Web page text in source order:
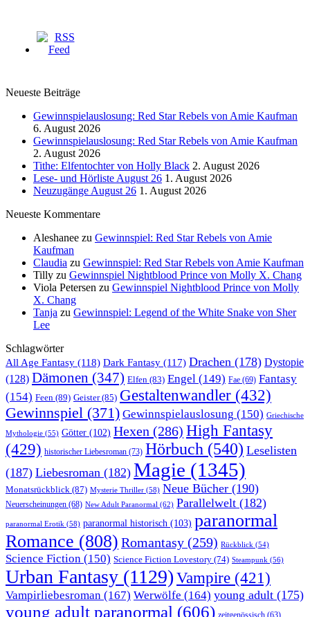
Neueste Beiträge
Gewinnspielauslosung: Red Star Rebels von Amie Kaufman
6. August 2026
Gewinnspielauslosung: Red Star Rebels von Amie Kaufman
2. August 2026
Tithe: Elfentochter von Holly Black 2. August 2026
Lese- und Hörliste August 26 1. August 2026
Neuzugänge August 26 1. August 2026
Neueste Kommentare
Aleshanee zu Gewinnspiel: Red Star Rebels von Amie
Kaufman
Claudia zu Gewinnspiel: Red Star Rebels von Amie Kaufman
Tilly zu Gewinnspiel Nightblood Prince von Molly X. Chang
Viola Petersen zu Gewinnspiel Nightblood Prince von Molly
X. Chang
Tanja zu Gewinnspiel: Legend of the White Snake von Sher
Lee
Schlagwörter
All Age Fantasy (118) Dark Fantasy (117) Drachen (178) Dystopie
(128) Dämonen (347) Elfen (83) Engel (149) Fae (69) Fantasy
(154) Feen (89) Geister(85) Gestaltenwandler (432)
Gewinnspiel (371) Gewinnspielauslosung (150) Griechische
Mythologie (55) Götter (102) Hexen (286) High Fantasy
(429) historischer Liebesroman (73) Hörbuch (540) Leselisten
(187) Liebesroman (182) Magie (1345)
Monatsrückblick (87) Mysterie Thriller (58) Neue Bücher (190)
Neuerscheinungen (68) New Adult Paranormal (62) Parallelwelt (182)
paranormal Erotik (58) paranormal historisch (103) paranormal
Romance (808) Romantasy (259) Rückblick (54)
Science Fiction (150) Science Fiction Lovestory (74) Steampunk (56)
Urban Fantasy (1129) Vampire (421)
Vampirliebesroman (167) Werwölfe (164) young adult (175)
young adult paranormal (606) zeitgenössisch (63)